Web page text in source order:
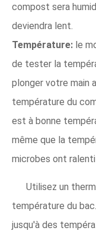
compost sera
deviendra lent.
Température: le
de tester la
plonger votre main
température du
est à bonne
même que la
microbes ont
Utilisez un
température du
jusqu'à des